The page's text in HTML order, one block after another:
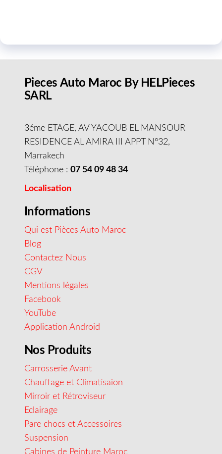
Pieces Auto Maroc By HELPieces
SARL
3éme ETAGE, AV YACOUB EL MANSOUR
RESIDENCE AL AMIRA III APPT N°32,
Marrakech
Téléphone : 07 54 09 48 34
Localisation
Informations
Qui est Pièces Auto Maroc
Blog
Contactez Nous
CGV
Mentions légales
Facebook
YouTube
Application Android
Nos Produits
Carrosserie Avant
Chauffage et Climatisaion
Mirroir et Rétroviseur
Eclairage
Pare chocs et Accessoires
Suspension
Cabines de Peinture Maroc